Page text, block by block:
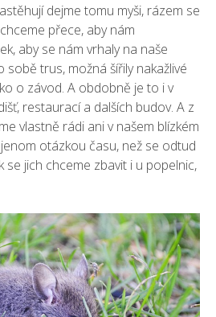
dejme tomu myši, rázem se
přece, aby nám
aby se nám vrhaly na naše
sobě trus, možná šířily nakažlivé
o závod. A obdobně je to i v
restaurací a dalších budov. A z
vlastně rádi ani v našem blízkém
otázkou času, než se odtud
jich chceme zbavit i u popelnic,